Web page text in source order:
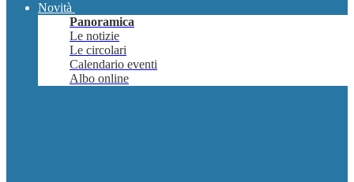
Novità
Panoramica
Le notizie
Le circolari
Calendario eventi
Albo online